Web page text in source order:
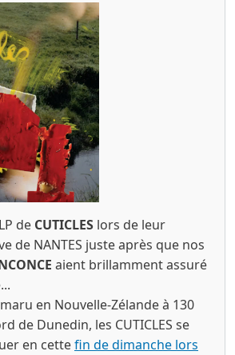
de CUTICLES lors de leur
de NANTES juste après que nos
aient brillamment assuré
en Nouvelle-Zélande à 130
de Dunedin, les CUTICLES se
en cettefin de dimanche lors